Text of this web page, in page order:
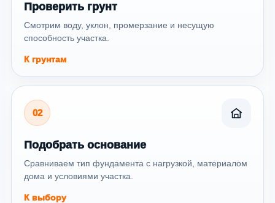
Проверить грунт
Смотрим воду, уклон, промерзание и несущую
способность участка.
К грунтам
02
Подобрать основание
Сравниваем тип фундамента с нагрузкой, материалом
дома и условиями участка.
К выбору